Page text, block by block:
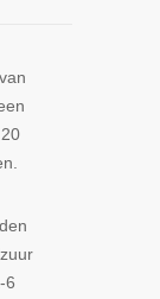
6